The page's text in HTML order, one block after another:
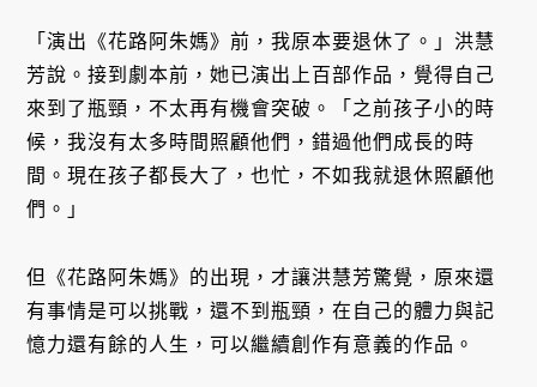
「演出《花路阿朱媽》前，我原本要退休了。」洪慧
芳說。接到劇本前，她已演出上百部作品，覺得自己
來到了瓶頸，不太再有機會突破。「之前孩子小的時
候，我沒有太多時間照顧他們，錯過他們成長的時
間。現在孩子都長大了，也忙，不如我就退休照顧他
們。」
但《花路阿朱媽》的出現，才讓洪慧芳驚覺，原來還
有事情是可以挑戰，還不到瓶頸，在自己的體力與記
憶力還有餘的人生，可以繼續創作有意義的作品。